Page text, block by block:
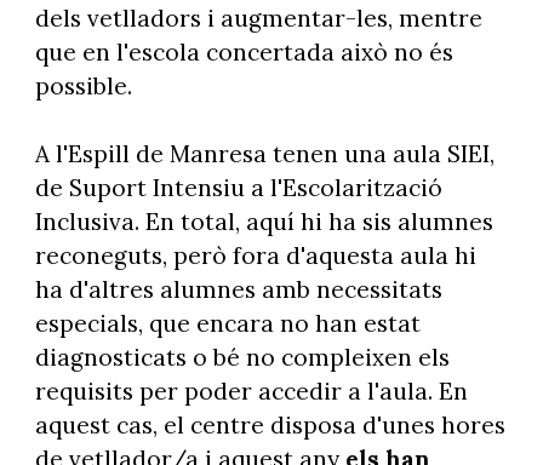
dels vetlladors i augmentar-les, mentre
que en l'escola concertada això no és
possible.
A l'Espill de Manresa tenen una aula SIEI,
de Suport Intensiu a l'Escolarització
Inclusiva. En total, aquí hi ha sis alumnes
reconeguts, però fora d'aquesta aula hi
ha d'altres alumnes amb necessitats
especials, que encara no han estat
diagnosticats o bé no compleixen els
requisits per poder accedir a l'aula. En
aquest cas, el centre disposa d'unes hores
de vetllador/a i aquest any els han